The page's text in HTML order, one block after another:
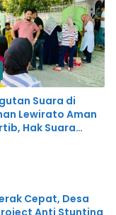
Suara di
Lewirato Aman
Hak Suara
Cepat, Desa
Anti Stunting